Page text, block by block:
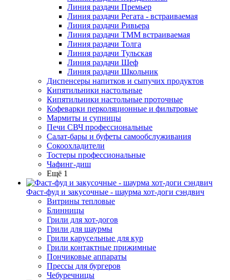
Линия раздачи Премьер
Линия раздачи Регата - встраиваемая
Линия раздачи Ривьера
Линия раздачи ТММ встраиваемая
Линия раздачи Толга
Линия раздачи Тульская
Линия раздачи Шеф
Линия раздачи Школьник
Диспенсеры напитков и сыпучих продуктов
Кипятильники настольные
Кипятильники настольные проточные
Кофеварки перколяционные и фильтровые
Мармиты и супницы
Печи СВЧ профессиональные
Салат-бары и буфеты самообслуживания
Сокоохладители
Тостеры профессиональные
Чафинг-диш
Ещё 1
Фаст-фуд и закусочные - шаурма хот-доги сэндвич
Витрины тепловые
Блинницы
Грили для хот-догов
Грили для шаурмы
Грили карусельные для кур
Грили контактные прижимные
Пончиковые аппараты
Прессы для бургеров
Чебуречницы